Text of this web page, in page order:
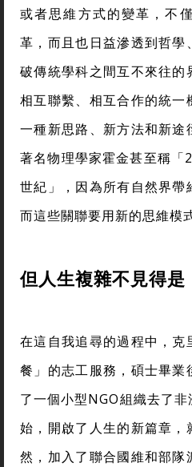
或者思維方式的變革，不
革，而且也日益滲透到哲
破傳統學科之間互不來往的
相互聯繫、相互合作的統
一種新思路、新方法和新途
著名物理學家霍金甚至稱「
世紀」，因為所有自然界帶
而這些關聯要用新的思維模
但人生複雜不見得是
在這自我追尋的過程中，克
餐」的志工服務，碩士畢業
了一個小型NGO組織去了
始，開啟了人生的新篇章，
然，加入了聯合國維和部隊